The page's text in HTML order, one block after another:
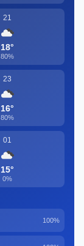
21
18°
80%
23
16°
80%
01
15°
0%
100%